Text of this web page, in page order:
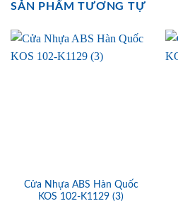
SẢN PHẨM TƯƠNG TỰ
Cửa Nhựa ABS Hàn Quốc
KOS 102-K1129 (3)